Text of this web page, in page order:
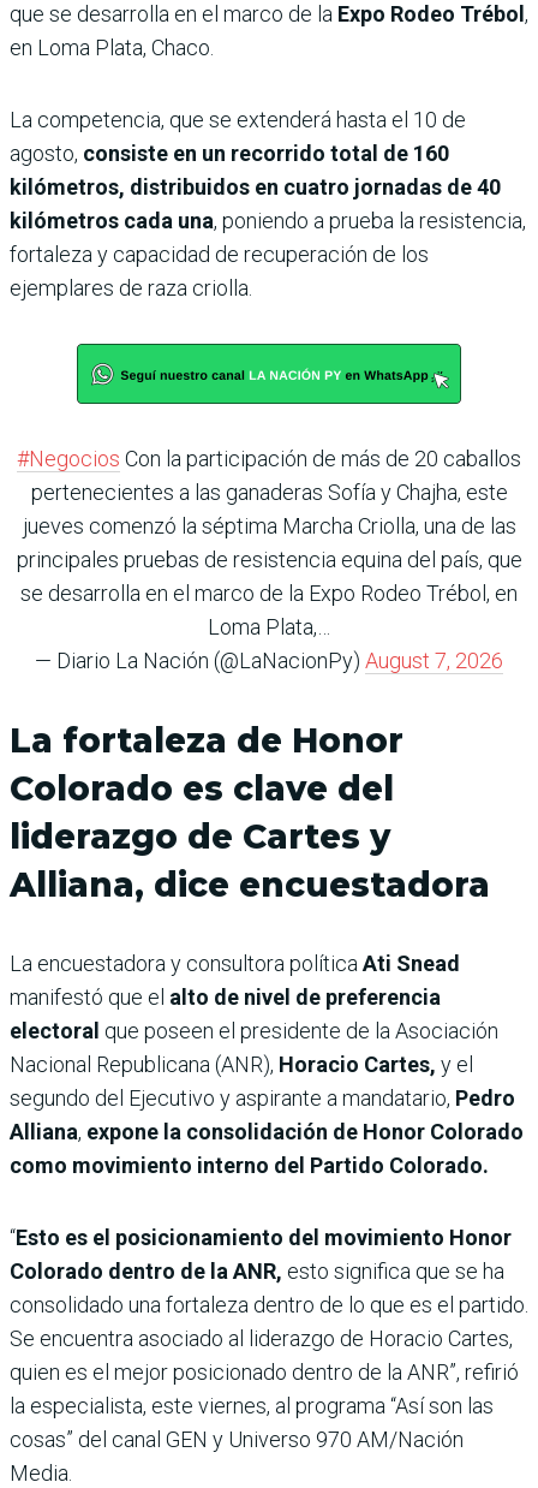
que se desarrolla en el marco de la Expo Rodeo Trébol ,
en Loma Plata, Chaco.
La competencia, que se extenderá hasta el 10 de
agosto, consiste en un recorrido total de 160
kilómetros, distribuidos en cuatro jornadas de 40
kilómetros cada una, poniendo a prueba la resistencia,
fortaleza y capacidad de recuperación de los
ejemplares de raza criolla.
#Negocios Con la participación de más de 20 caballos
pertenecientes a las ganaderas Sofía y Chajha, este
jueves comenzó la séptima Marcha Criolla, una de las
principales pruebas de resistencia equina del país, que
se desarrolla en el marco de la Expo Rodeo Trébol, en
Loma Plata,…
— Diario La Nación (@LaNacionPy) August 7, 2026
La fortaleza de Honor
Colorado es clave del
liderazgo de Cartes y
Alliana, dice encuestadora
La encuestadora y consultora política Ati Snead
manifestó que el alto de nivel de preferencia
electoral que poseen el presidente de la Asociación
Nacional Republicana (ANR), Horacio Cartes, y el
segundo del Ejecutivo y aspirante a mandatario, Pedro
Alliana, expone la consolidación de Honor Colorado
como movimiento interno del Partido Colorado.
“Esto es el posicionamiento del movimiento Honor
Colorado dentro de la ANR, esto significa que se ha
consolidado una fortaleza dentro de lo que es el partido.
Se encuentra asociado al liderazgo de Horacio Cartes,
quien es el mejor posicionado dentro de la ANR”, refirió
la especialista, este viernes, al programa “Así son las
cosas” del canal GEN y Universo 970 AM/Nación
Media.